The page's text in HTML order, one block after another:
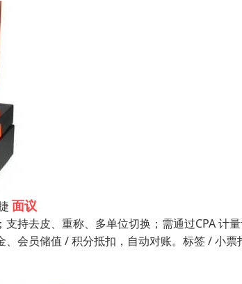
面议
持去皮、重称、多单位切换；需通过CPA 计
会员储值 / 积分抵扣，自动对账。标签 / 小